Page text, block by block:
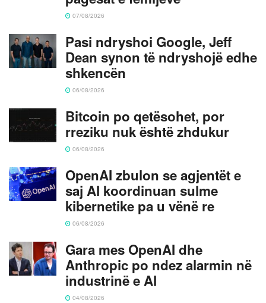
07/08/2026
Pasi ndryshoi Google, Jeff
Dean synon të ndryshojë edhe
shkencën
06/08/2026
Bitcoin po qetësohet, por
rreziku nuk është zhdukur
06/08/2026
OpenAI zbulon se agjentët e
saj AI koordinuan sulme
kibernetike pa u vënë re
06/08/2026
Gara mes OpenAI dhe
Anthropic po ndez alarmin në
industrinë e AI
04/08/2026